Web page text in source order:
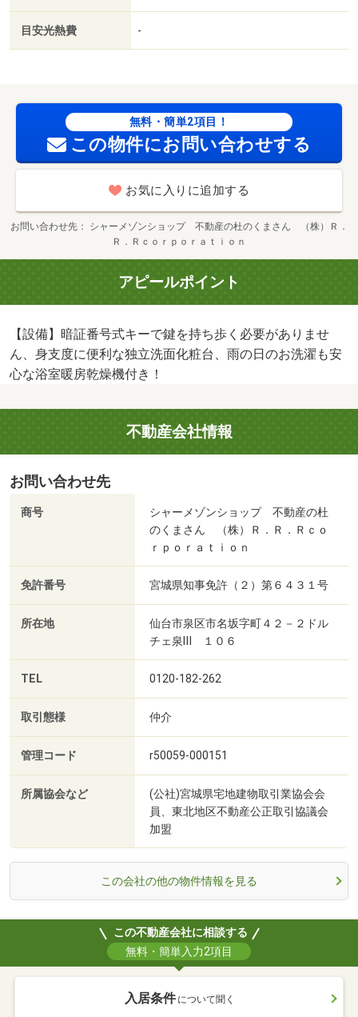
目安光熱費 -
無料・簡単2項目！
この物件にお問い合わせする
お気に入りに追加する
お問い合わせ先
シャーメゾンショップ 不動産の杜のくまさん （株）Ｒ．
Ｒ．Ｒｃｏｒｐｏｒａｔｉｏｎ
アピールポイント
【設備】暗証番号式キーで鍵を持ち歩く必要がありませ
ん、身支度に便利な独立洗面化粧台、雨の日のお洗濯も安
心な浴室暖房乾燥機付き！
不動産会社情報
お問い合わせ先
商号
シャーメゾンショップ 不動産の杜
のくまさん （株）Ｒ．Ｒ．Ｒｃｏ
ｒｐｏｒａｔｉｏｎ
免許番号 宮城県知事免許（２）第６４３１号
所在地
仙台市泉区市名坂字町４２－２ドル
チェ泉Ⅲ １０６
TEL 0120-182-262
取引態様 仲介
管理コード r50059-000151
所属協会など
(公社)宮城県宅地建物取引業協会会
員、東北地区不動産公正取引協議会
加盟
この会社の他の物件情報を見る
この不動産会社に相談する
無料・簡単入力2項目
入居条件 について聞く